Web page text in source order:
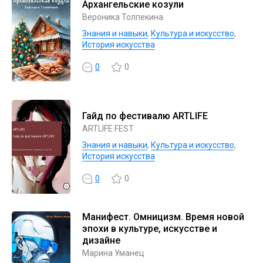
Архангельские козули
Вероника Толпекина
Знания и навыки, Культура и искусство,
История искусства
0 0
Гайд по фестивалю ARTLIFE
ARTLIFE FEST
Знания и навыки, Культура и искусство,
История искусства
0 0
Манифест. Омницизм. Время новой
эпохи в культуре, искусстве и
дизайне
Марина Уманец